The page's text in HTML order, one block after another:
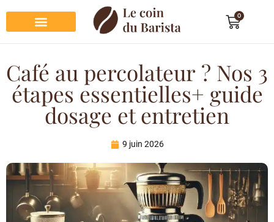
0
Café au percolateur ? Nos 3
étapes essentielles+ guide
dosage et entretien
9 juin 2026